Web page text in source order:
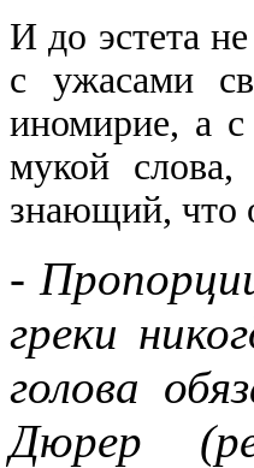
И до эстета
с ужасами
иномирие, а
мукой слова,
знающий, что
-
греки
голова
Дюрер